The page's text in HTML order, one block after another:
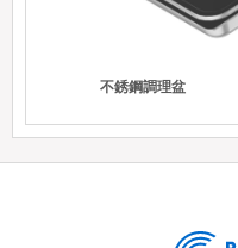
不銹鋼調理盆